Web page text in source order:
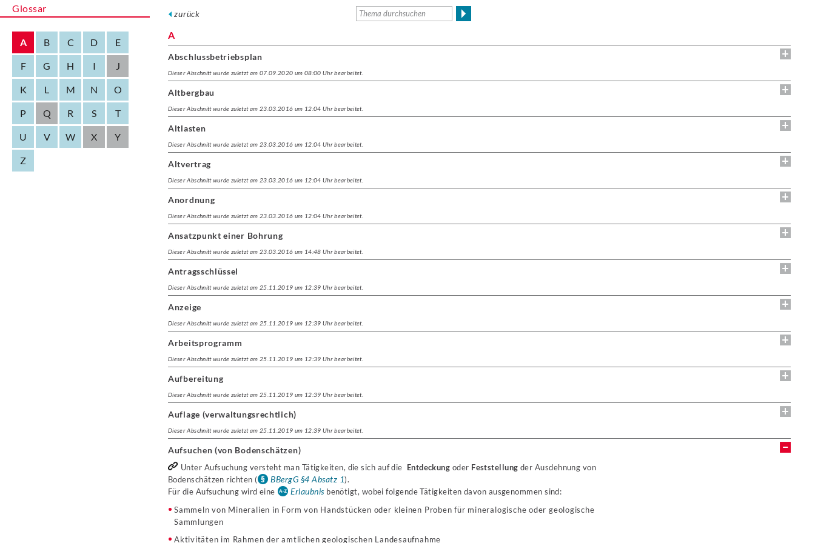
Glossar
A B C D E
F G H I J
K L M N O
P Q R S T
U V W X Y
Z
zurück
A
Abschlussbetriebsplan
Dieser Abschnitt wurde zuletzt am 07.09.2020 um 08:00 Uhr bearbeitet.
Altbergbau
Dieser Abschnitt wurde zuletzt am 23.03.2016 um 12:04 Uhr bearbeitet.
Altlasten
Dieser Abschnitt wurde zuletzt am 23.03.2016 um 12:04 Uhr bearbeitet.
Altvertrag
Dieser Abschnitt wurde zuletzt am 23.03.2016 um 12:04 Uhr bearbeitet.
Anordnung
Dieser Abschnitt wurde zuletzt am 23.03.2016 um 12:04 Uhr bearbeitet.
Ansatzpunkt einer Bohrung
Dieser Abschnitt wurde zuletzt am 23.03.2016 um 14:48 Uhr bearbeitet.
Antragsschlüssel
Dieser Abschnitt wurde zuletzt am 25.11.2019 um 12:39 Uhr bearbeitet.
Anzeige
Dieser Abschnitt wurde zuletzt am 25.11.2019 um 12:39 Uhr bearbeitet.
Arbeitsprogramm
Dieser Abschnitt wurde zuletzt am 25.11.2019 um 12:39 Uhr bearbeitet.
Aufbereitung
Dieser Abschnitt wurde zuletzt am 25.11.2019 um 12:39 Uhr bearbeitet.
Auflage (verwaltungsrechtlich)
Dieser Abschnitt wurde zuletzt am 25.11.2019 um 12:39 Uhr bearbeitet.
Aufsuchen (von Bodenschätzen)
Unter Aufsuchung versteht man Tätigkeiten, die sich auf die Entdeckung oder Feststellung der Ausdehnung von
Bodenschätzen richten (
BBergG §4 Absatz 1).
Für die Aufsuchung wird eine
Erlaubnis benötigt, wobei folgende Tätigkeiten davon ausgenommen sind:
Sammeln von Mineralien in Form von Handstücken oder kleinen Proben für mineralogische oder geologische
Sammlungen
Aktivitäten im Rahmen der amtlichen geologischen Landesaufnahme